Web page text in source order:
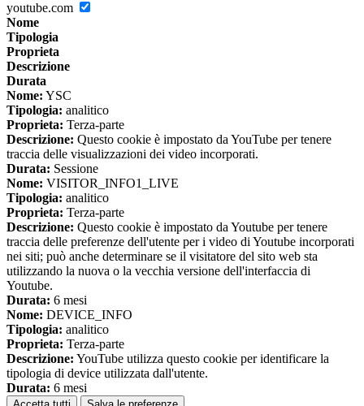
youtube.com
Nome
Tipologia
Proprieta
Descrizione
Durata
Nome: YSC
Tipologia: analitico
Proprieta: Terza-parte
Descrizione: Questo cookie è impostato da YouTube per tenere
traccia delle visualizzazioni dei video incorporati.
Durata: Sessione
Nome: VISITOR_INFO1_LIVE
Tipologia: analitico
Proprieta: Terza-parte
Descrizione: Questo cookie è impostato da Youtube per tenere
traccia delle preferenze dell'utente per i video di Youtube incorporati
nei siti; può anche determinare se il visitatore del sito web sta
utilizzando la nuova o la vecchia versione dell'interfaccia di
Youtube.
Durata: 6 mesi
Nome: DEVICE_INFO
Tipologia: analitico
Proprieta: Terza-parte
Descrizione: YouTube utilizza questo cookie per identificare la
tipologia di device utilizzata dall'utente.
Durata: 6 mesi